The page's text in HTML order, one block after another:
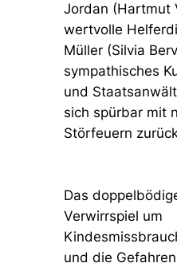
Jordan (Hartmut
wertvolle
Müller (Silvia
sympathisches
und
sich spürbar mit
Störfeuern
Das
Verwirrspiel um
und die